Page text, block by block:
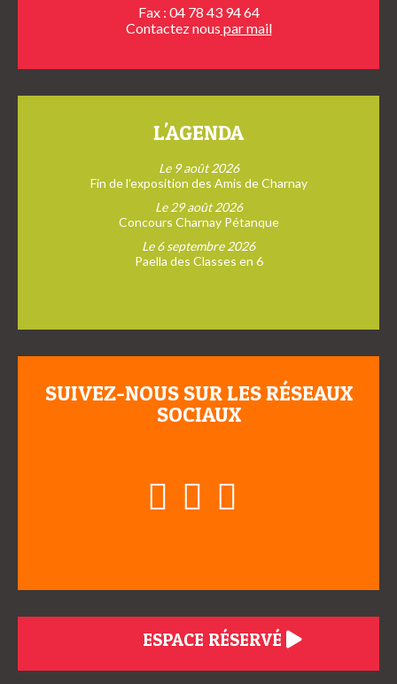
Fax : 04 78 43 94 64
Contactez nous par mail
L'AGENDA
Le 9 août 2026
Fin de l’exposition des Amis de Charnay
Le 29 août 2026
Concours Charnay Pétanque
Le 6 septembre 2026
Paella des Classes en 6
SUIVEZ-NOUS SUR LES RÉSEAUX
SOCIAUX
ESPACE RÉSERVÉ